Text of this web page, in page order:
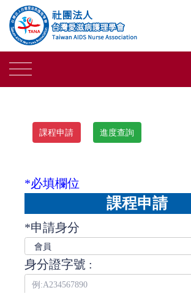
*必填欄位
課程申請
*申請身分
身分證字號 :